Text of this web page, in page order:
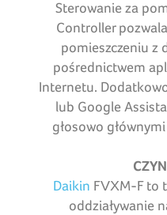
Sterowanie za
Controller
pomieszczeniu z
pośrednictwem
Internetu.
lub Google
głosowo
Daikin FVXM-F to
oddziaływanie